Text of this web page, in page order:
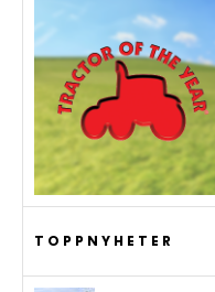
TOPPNYHETER